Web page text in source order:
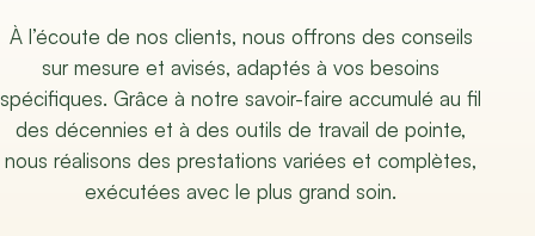
À l’écoute de nos clients, nous offrons des conseils
sur mesure et avisés, adaptés à vos besoins
spécifiques. Grâce à notre savoir-faire accumulé au fil
des décennies et à des outils de travail de pointe,
nous réalisons des prestations variées et complètes,
exécutées avec le plus grand soin.